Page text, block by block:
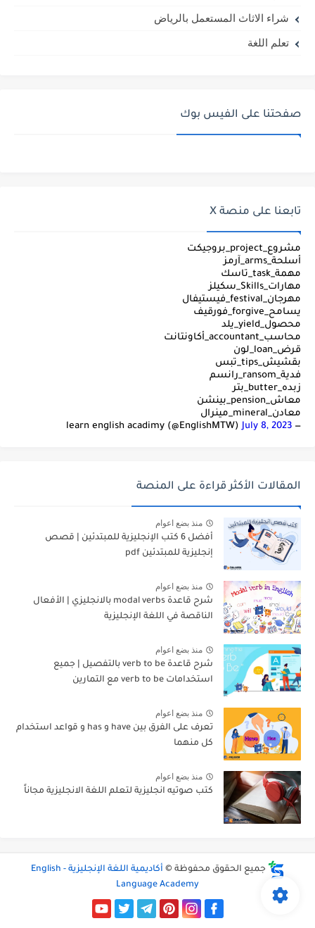
شراء الاثاث المستعمل بالرياض
تعلم اللغة
صفحتنا على الفيس بوك
تابعنا على منصة X
مشروع_project_بروجيكت
أسلحة_arms_آرمز
مهمة_task_تاسك
مهارات_Skills_سكيلز
مهرجان_festival_فيستيفال
يسامح_forgive_فورقيف
محصول_yield_يلد
محاسب_accountant_أكاونتانت
قرض_loan_لون
بقشيش_tips_تبس
فدية_ransom_رانسم
زبده_butter_بتر
معاش_pension_بينشن
معادن_mineral_مينرال
— learn english acadimy (@EnglishMTW)
July 8, 2023
المقالات الأكثر قراءة على المنصة
منذ بضع اعوام
أفضل 6 كتب الإنجليزية للمبتدئين | قصص
إنجليزية للمبتدئين pdf
منذ بضع اعوام
شرح قاعدة modal verbs بالانجليزي | الأفعال
الناقصة في اللغة الإنجليزية
منذ بضع اعوام
شرح قاعدة verb to be بالتفصيل | جميع
استخدامات verb to be مع التمارين
منذ بضع اعوام
تعرف على الفرق بين have و has و قواعد استخدام
كل منهما
منذ بضع اعوام
كتب صوتيه انجليزية لتعلم اللغة الانجليزية مجاناً
جميع الحقوق محفوظة ©
أكاديمية اللغة الإنجليزية - English
Language Academy